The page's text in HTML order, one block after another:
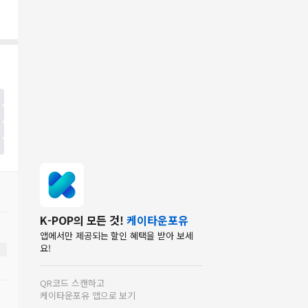
K-POP의 모든 것! 케이타운포유
앱에서만 제공되는 할인 혜택을 받아 보세
요!
QR코드 스캔하고
케이타운포유 앱으로 보기